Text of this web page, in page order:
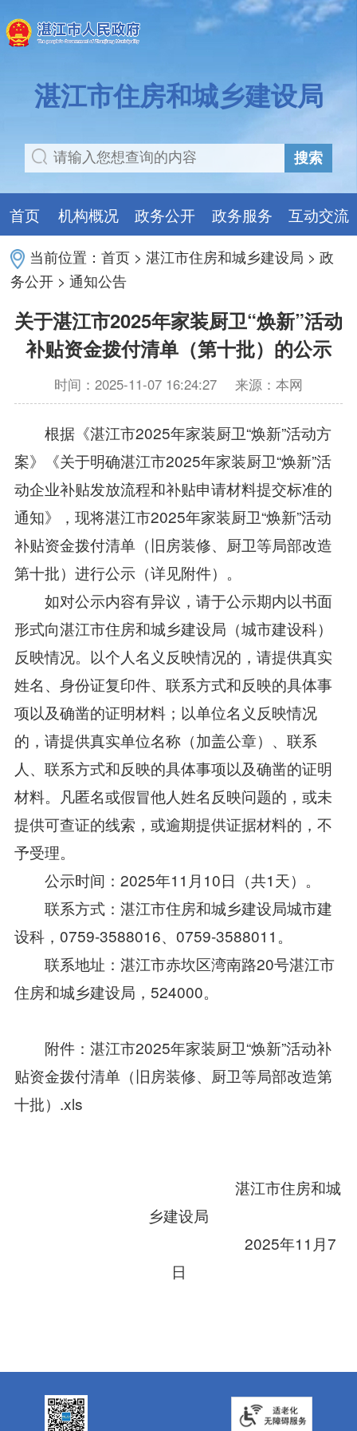
湛江市住房和城乡建设局
搜索
首页 机构概况 政务公开 政务服务 互动交流
当前位置：首页 >湛江市住房和城乡建设局 >政
务公开 >通知公告
关于湛江市2025年家装厨卫“焕新”活动
补贴资金拨付清单（第十批）的公示
时间：2025-11-07 16:24:27 来源：本网
根据《湛江市2025年家装厨卫“焕新”活动方
案》《关于明确湛江市2025年家装厨卫“焕新”活
动企业补贴发放流程和补贴申请材料提交标准的
通知》，现将湛江市2025年家装厨卫“焕新”活动
补贴资金拨付清单（旧房装修、厨卫等局部改造
第十批）进行公示（详见附件）。
如对公示内容有异议，请于公示期内以书面
形式向湛江市住房和城乡建设局（城市建设科）
反映情况。以个人名义反映情况的，请提供真实
姓名、身份证复印件、联系方式和反映的具体事
项以及确凿的证明材料；以单位名义反映情况
的，请提供真实单位名称（加盖公章）、联系
人、联系方式和反映的具体事项以及确凿的证明
材料。凡匿名或假冒他人姓名反映问题的，或未
提供可查证的线索，或逾期提供证据材料的，不
予受理。
公示时间：2025年11月10日（共1天）。
联系方式：湛江市住房和城乡建设局城市建
设科，0759-3588016、0759-3588011。
联系地址：湛江市赤坎区湾南路20号湛江市
住房和城乡建设局，524000。
附件： 湛江市2025年家装厨卫“焕新”活动补
贴资金拨付清单（旧房装修、厨卫等局部改造第
十批）.xls
湛江市住房和城
乡建设局
2025年11月7
日